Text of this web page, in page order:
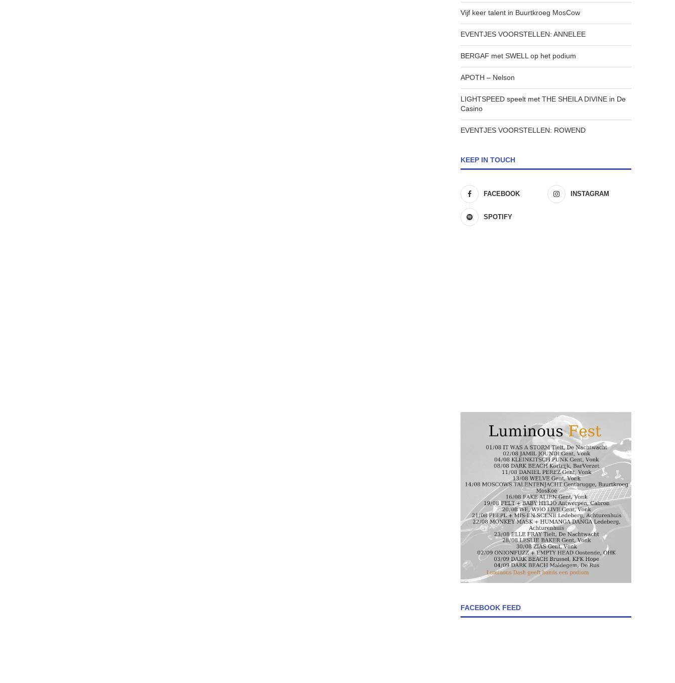
Vijf keer talent in Buurtkroeg MosCow
EVENTJES VOORSTELLEN: ANNELEE
BERGAF met SWELL op het podium
APOTH – Nelson
LIGHTSPEED speelt met THE SHEILA DIVINE in De
Casino
EVENTJES VOORSTELLEN: ROWEND
KEEP IN TOUCH
FACEBOOK INSTAGRAM
SPOTIFY
FACEBOOK FEED